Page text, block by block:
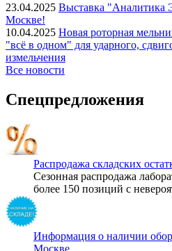
23.04.2025 Выставка "Аналитика
Москве!
10.04.2025 Новая роторная
"всё в одном" для ударного,
измельчения
Все новости
Спецпредложения
Распродажа складских
Сезонная распродажа
более 150 позиций с
Информация о наличии
Москве